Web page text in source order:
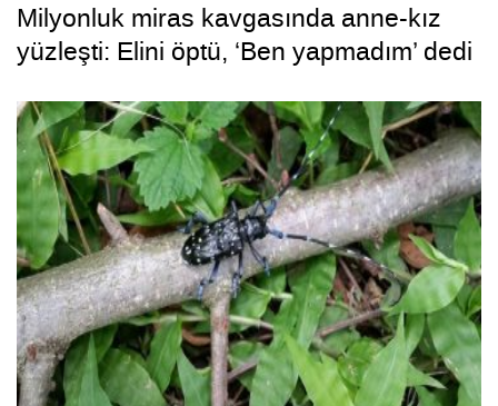
Milyonluk miras kavgasında anne-kız
yüzleşti: Elini öptü, ‘Ben yapmadım’ dedi